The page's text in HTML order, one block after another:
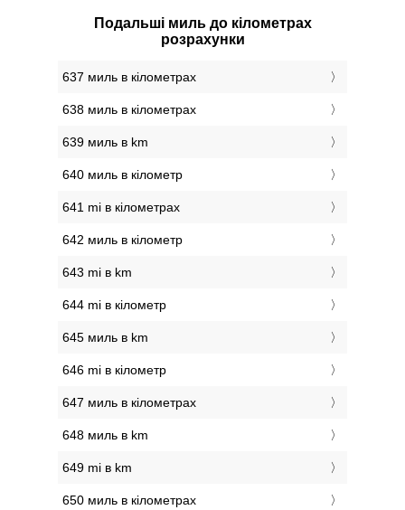
Подальші миль до кілометрах
розрахунки
637 миль в кілометрах
638 миль в кілометрах
639 миль в km
640 миль в кілометр
641 mi в кілометрах
642 миль в кілометр
643 mi в km
644 mi в кілометр
645 миль в km
646 mi в кілометр
647 миль в кілометрах
648 миль в km
649 mi в km
650 миль в кілометрах